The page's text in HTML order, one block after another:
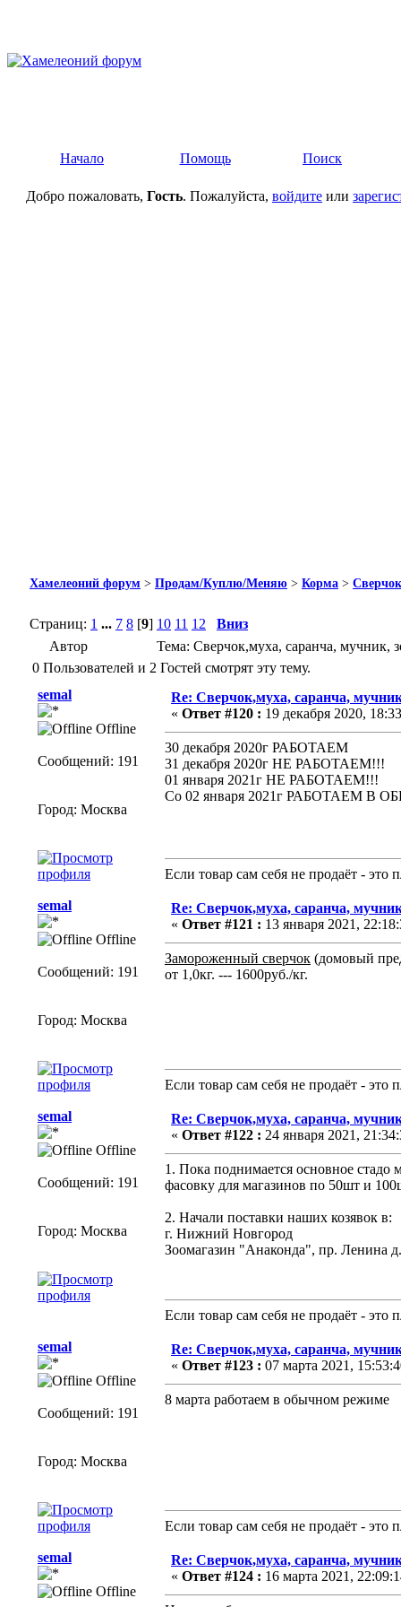
Начало Помощь Поиск
Добро пожаловать, Гость. Пожалуйста, войдите или
Хамелеоний форум > Продам/Куплю/Меняю > Корма >
Страниц: 1 ... 7 8 [9] 10 11 12
Вниз
Автор
Тема: Сверчок,муха, саранча, мучник,
0 Пользователей и 2 Гостей смотрят эту тему.
semal
Offline
Сообщений: 191
Город: Москва
Re: Сверчок,муха, саранча,
« Ответ #120 : 19 декабря 2020,
30 декабря 2020г РАБОТАЕМ
31 декабря 2020г НЕ РАБОТАЕМ!!!
01 января 2021г НЕ РАБОТАЕМ!!!
Со 02 января 2021г РАБОТАЕМ
Если товар сам себя не продаёт -
semal
Offline
Сообщений: 191
Город: Москва
Re: Сверчок,муха, саранча,
« Ответ #121 : 13 января 2021,
Замороженный сверчок (домовый
от 1,0кг. --- 1600руб./кг.
Если товар сам себя не продаёт -
semal
Offline
Сообщений: 191
Город: Москва
Re: Сверчок,муха, саранча,
« Ответ #122 : 24 января 2021,
1. Пока поднимается основное стадо
фасовку для магазинов по 50шт и
2. Начали поставки наших козявок в:
г. Нижний Новгород
Зоомагазин "Анаконда", пр. Ленина
Если товар сам себя не продаёт -
semal
Offline
Сообщений: 191
Город: Москва
Re: Сверчок,муха, саранча,
« Ответ #123 : 07 марта 2021,
8 марта работаем в обычном режиме
Если товар сам себя не продаёт -
semal
Offline
Re: Сверчок,муха, саранча,
« Ответ #124 : 16 марта 2021,